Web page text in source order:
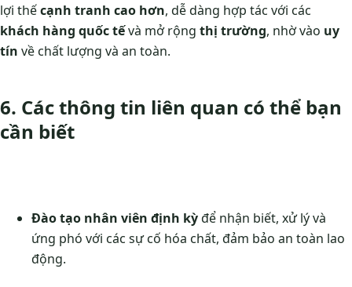
lợi thếcạnh tranh cao hơn, dễ dàng hợp tác với các
khách hàng quốc tếvà mở rộng thị trường, nhờ vào uy
tín về chất lượng và an toàn.
6. Các thông tin liên quan có thể bạn
cần biết
Đào tạo nhân viên định kỳđể nhận biết, xử lý và
ứng phó với các sự cố hóa chất, đảm bảo an toàn lao
động.